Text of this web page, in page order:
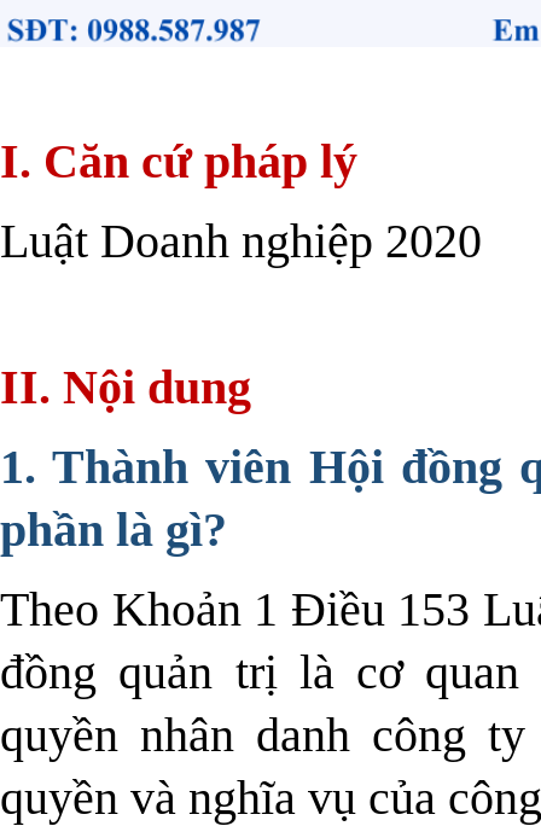
I. Căn cứ pháp lý
Luật Doanh nghiệp 2020
II. Nội dung
1. Thành viên Hội đồng
phần là gì?
Theo Khoản 1 Điều 153
đồng quản trị là cơ
quyền nhân danh công
quyền và nghĩa vụ của